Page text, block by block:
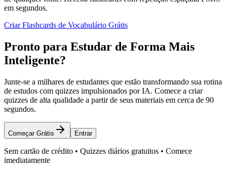
em segundos.
Criar Flashcards de Vocabulário Grátis
Pronto para Estudar de Forma Mais
Inteligente?
Junte-se a milhares de estudantes que estão transformando sua rotina
de estudos com quizzes impulsionados por IA. Comece a criar
quizzes de alta qualidade a partir de seus materiais em cerca de 90
segundos.
Começar Grátis Entrar
Sem cartão de crédito • Quizzes diários gratuitos • Comece
imediatamente